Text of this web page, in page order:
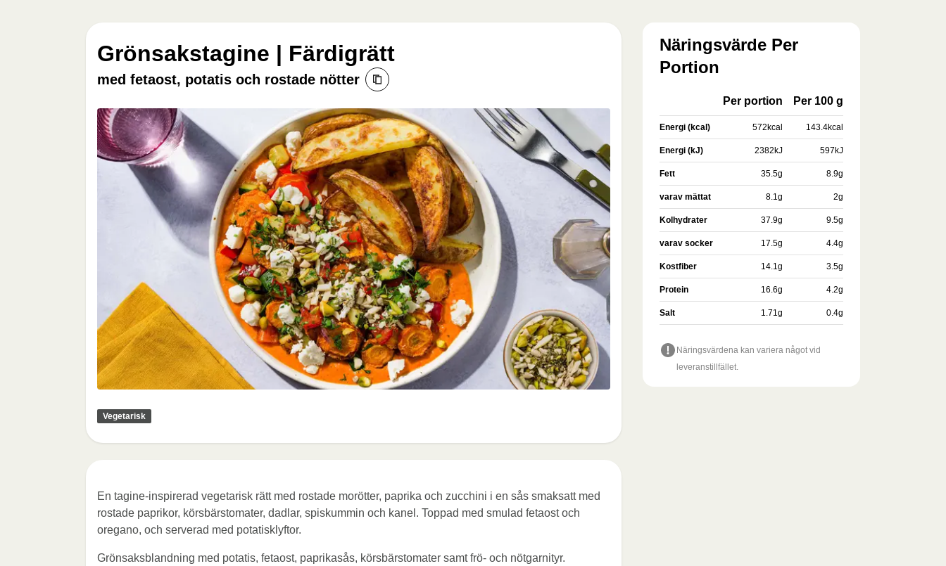
Grönsakstagine | Färdigrätt
med fetaost, potatis och rostade nötter
Vegetarisk
En tagine-inspirerad vegetarisk rätt med rostade morötter, paprika och zucchini i en sås smaksatt med
rostade paprikor, körsbärstomater, dadlar, spiskummin och kanel. Toppad med smulad fetaost och
oregano, och serverad med potatisklyftor.
Grönsaksblandning med potatis, fetaost, paprikasås, körsbärstomater samt frö- och nötgarnityr.
Näringsvärde Per
Portion
Per portion Per 100 g
Energi (kcal) 572kcal 143.4kcal
Energi (kJ) 2382kJ 597kJ
Fett 35.5g 8.9g
varav mättat 8.1g 2g
Kolhydrater 37.9g 9.5g
varav socker 17.5g 4.4g
Kostfiber 14.1g 3.5g
Protein 16.6g 4.2g
Salt 1.71g 0.4g
Näringsvärdena kan variera något vid
leveranstillfället.